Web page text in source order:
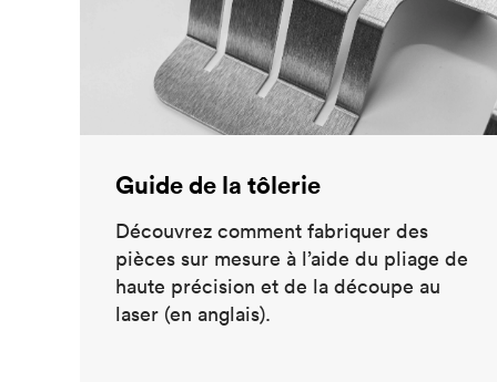
Guide de la tôlerie
Découvrez comment fabriquer des
pièces sur mesure à l’aide du pliage de
haute précision et de la découpe au
laser (en anglais).